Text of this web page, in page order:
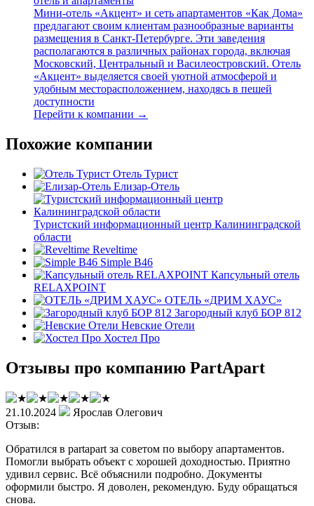
Мини-отель «Акцент» и сеть апартаментов «Как Дома»
предлагают своим клиентам разнообразные варианты
размещения в Санкт-Петербурге. Эти заведения
располагаются в различных районах города, включая
Московский, Центральный и Василеостровский. Отель
«Акцент» выделяется своей уютной атмосферой и
удобным месторасположением, находясь в пешей
доступности
Перейти к компании →
Похожие компании
Отель Турист
Елизар-Отель
Туристский информационный центр Калининградской
области
Reveltime
Simple B46
Капсульный отель
RELAXPOINT
ОТЕЛЬ «ДРИМ ХАУС»
Загородный клуб БОР 812
Невские Отели
Хостел Про
Отзывы про компанию PartApart
21.10.2024
Ярослав Олегович
Отзыв:
Обратился в partapart за советом по выбору апартаментов.
Помогли выбрать объект с хорошей доходностью. Приятно
удивил сервис. Всё объяснили подробно. Документы
оформили быстро. Я доволен, рекомендую. Буду обращаться
снова.